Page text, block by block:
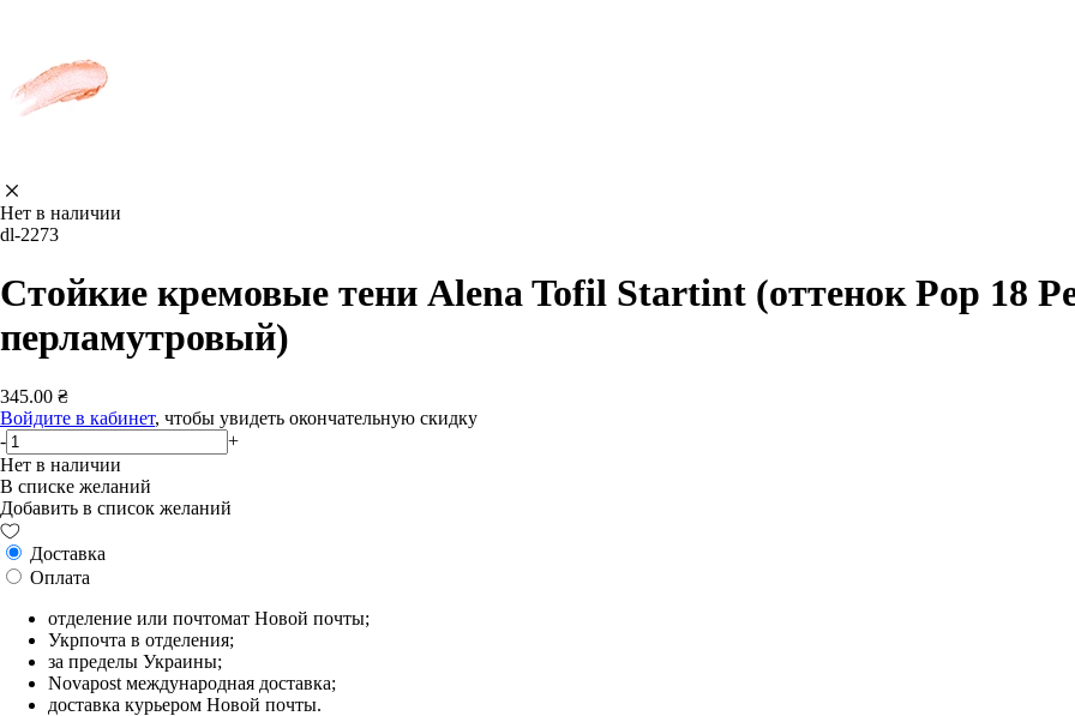
Нет в наличии
dl-2273
Стойкие кремовые тени Alena Tofil Startint (оттенок Pop 18
перламутровый)
345.00 ₴
Войдите в кабинет, чтобы увидеть окончательную скидку
-
+
Нет в наличии
В списке желаний
Добавить в список желаний
Доставка
Оплата
отделение или почтомат Новой почты;
Укрпочта в отделения;
за пределы Украины;
Novapost международная доставка;
доставка курьером Новой почты.